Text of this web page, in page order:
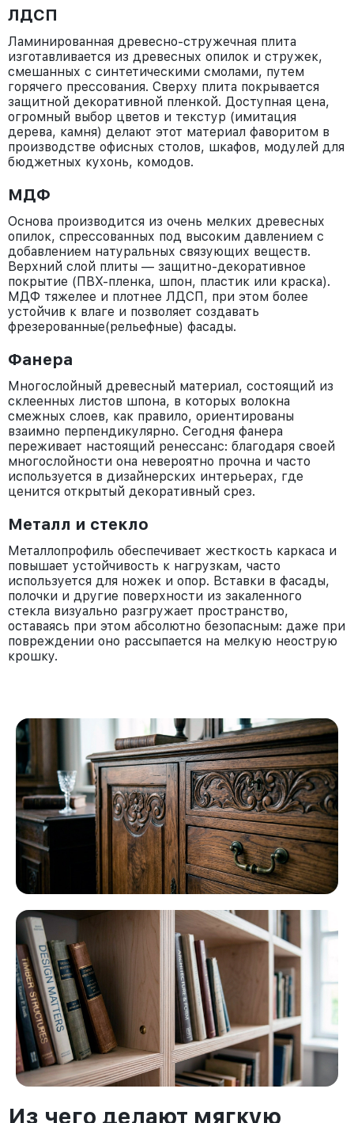
ЛДСП
Ламинированная древесно-стружечная плита
изготавливается из древесных опилок и стружек,
смешанных с синтетическими смолами, путем
горячего прессования. Сверху плита покрывается
защитной декоративной пленкой. Доступная цена,
огромный выбор цветов и текстур (имитация
дерева, камня) делают этот материал фаворитом в
производстве офисных столов, шкафов, модулей для
бюджетных кухонь, комодов.
МДФ
Основа производится из очень мелких древесных
опилок, спрессованных под высоким давлением с
добавлением натуральных связующих веществ.
Верхний слой плиты — защитно-декоративное
покрытие (ПВХ-пленка, шпон, пластик или краска).
МДФ тяжелее и плотнее ЛДСП, при этом более
устойчив к влаге и позволяет создавать
фрезерованные(рельефные) фасады.
Фанера
Многослойный древесный материал, состоящий из
склеенных листов шпона, в которых волокна
смежных слоев, как правило, ориентированы
взаимно перпендикулярно. Сегодня фанера
переживает настоящий ренессанс: благодаря своей
многослойности она невероятно прочна и часто
используется в дизайнерских интерьерах, где
ценится открытый декоративный срез.
Металл и стекло
Металлопрофиль обеспечивает жесткость каркаса и
повышает устойчивость к нагрузкам, часто
используется для ножек и опор. Вставки в фасады,
полочки и другие поверхности из закаленного
стекла визуально разгружает пространство,
оставаясь при этом абсолютно безопасным: даже при
повреждении оно рассыпается на мелкую неострую
крошку.
Из чего делают мягкую